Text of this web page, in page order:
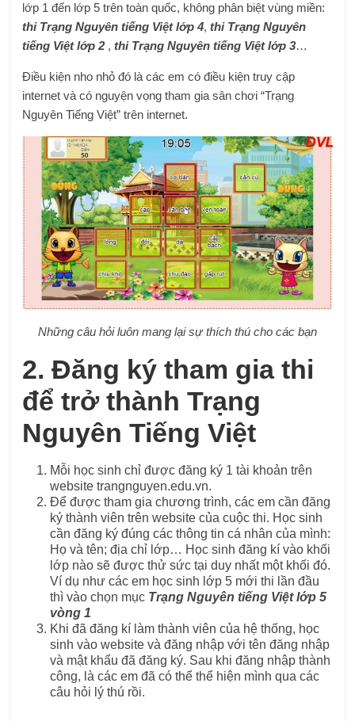
lớp 1 đến lớp 5 trên toàn quốc, không phân biệt vùng miền:
thi Trạng Nguyên tiếng Việt lớp 4, thi Trạng Nguyên
tiếng Việt lớp 2,thi Trạng Nguyên tiếng Việt lớp 3…
Điều kiện nho nhỏ đó là các em có điều kiện truy cập
internet và có nguyện vọng tham gia sân chơi “Trạng
Nguyên Tiếng Việt” trên internet.
Những câu hỏi luôn mang lại sự thích thú cho các bạn
2. Đăng ký tham gia thi
để trở thành Trạng
Nguyên Tiếng Việt
Mỗi học sinh chỉ được đăng ký 1 tài khoản trên
website trangnguyen.edu.vn.
Để được tham gia chương trình, các em cần đăng
ký thành viên trên website của cuộc thi. Học sinh
cần đăng ký đúng các thông tin cá nhân của mình:
Họ và tên; địa chỉ lớp… Học sinh đăng kí vào khối
lớp nào sẽ được thử sức tại duy nhất một khối đó.
Ví dụ như các em học sinh lớp 5 mới thi lần đầu
thì vào chọn mục Trạng Nguyên tiếng Việt lớp 5
vòng 1
Khi đã đăng kí làm thành viên của hệ thống, học
sinh vào website và đăng nhập với tên đăng nhập
và mật khẩu đã đăng ký. Sau khi đăng nhập thành
công, là các em đã có thể thể hiện mình qua các
câu hỏi lý thú rồi.